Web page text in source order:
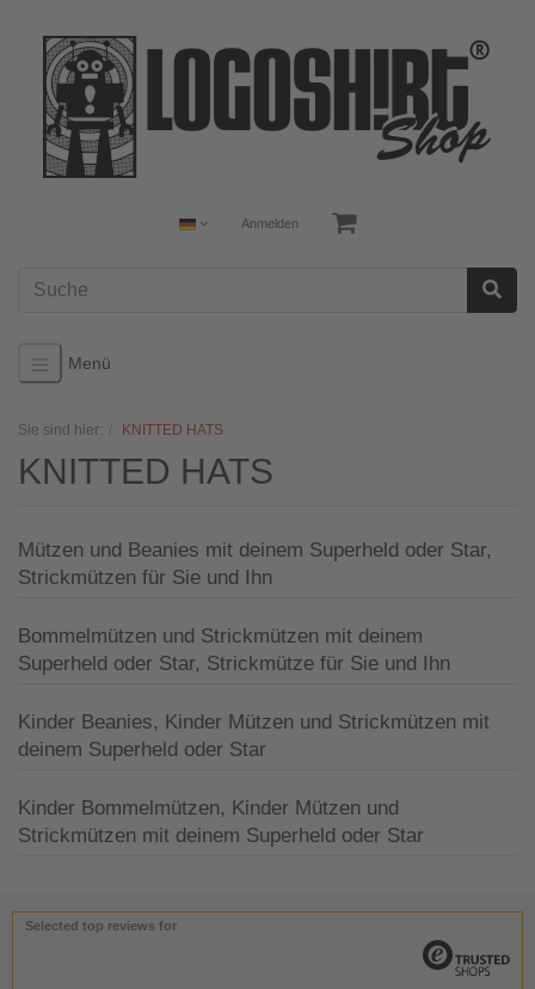
Anmelden
Menü
Sie sind hier: KNITTED HATS
KNITTED HATS
Mützen und Beanies mit deinem Superheld oder Star,
Strickmützen für Sie und Ihn
Bommelmützen und Strickmützen mit deinem
Superheld oder Star, Strickmütze für Sie und Ihn
Kinder Beanies, Kinder Mützen und Strickmützen mit
deinem Superheld oder Star
Kinder Bommelmützen, Kinder Mützen und
Strickmützen mit deinem Superheld oder Star
Selected top reviews for
PSSSST! BLOSS NICHTS MEHR V
Jetzt als Erster von neuen Produkten und Aktionen
erfahren.
Melde dich zu unserem Newsletter an und erhalte einen
10% Rabattgutschein* für deine Bestellung in unserem
Aktions-Codes.